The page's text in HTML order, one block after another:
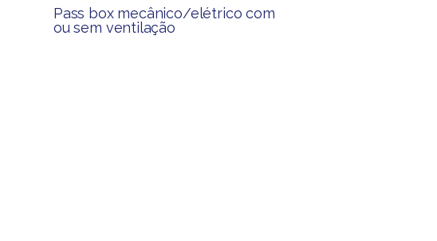
Pass box mecânico/elétrico com
ou sem ventilação